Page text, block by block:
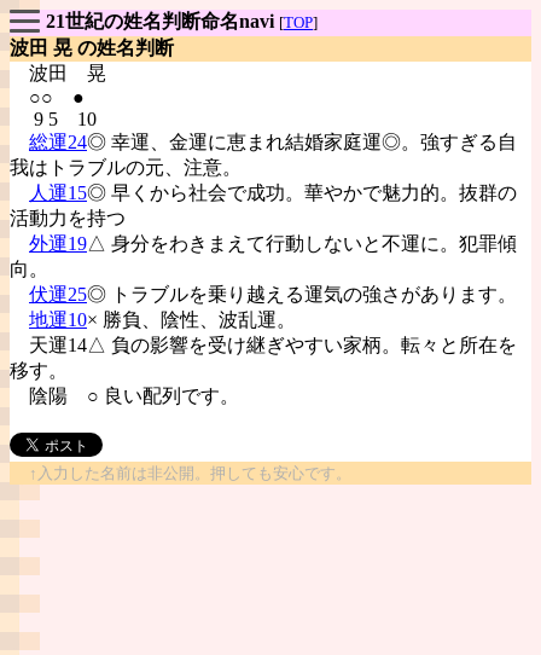
21世紀の姓名判断命名navi [TOP]
波田 晃 の姓名判断
波田 晃
○○ ●
9 5 10
総運24◎ 幸運、金運に恵まれ結婚家庭運◎。強すぎる自
我はトラブルの元、注意。
人運15◎ 早くから社会で成功。華やかで魅力的。抜群の
活動力を持つ
外運19△ 身分をわきまえて行動しないと不運に。犯罪傾
向。
伏運25◎ トラブルを乗り越える運気の強さがあります。
地運10× 勝負、陰性、波乱運。
天運14△ 負の影響を受け継ぎやすい家柄。転々と所在を
移す。
陰陽 ○ 良い配列です。
↑入力した名前は非公開。押しても安心です。